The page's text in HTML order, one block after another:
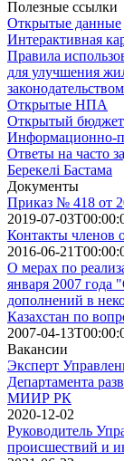
Полезные ссылки
Открытые данные
Интерактивная
Правила
для улучшения
Открытые НПА
Открытый бюджет
Информационно-
Ответы на часто
Берекелі Бастама
Документы
Приказ № 418 от
2019-07-
Контакты членов
2016-06-
О мерах по
января 2007
дополнений в
Казахстан по
2007-04-
Вакансии
Эксперт
Департамента
МИИР РК
2020-12-02
Руководитель
происшествий и